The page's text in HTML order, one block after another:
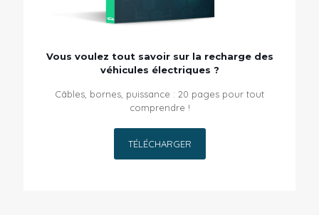
Vous voulez tout savoir sur la recharge des
véhicules électriques ?
Câbles, bornes, puissance : 20 pages pour tout
comprendre !
TÉLÉCHARGER